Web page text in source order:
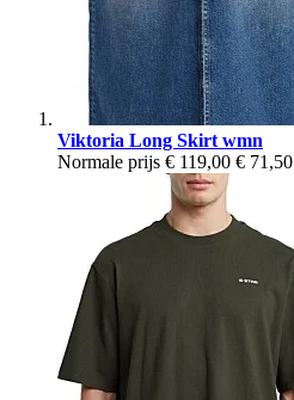
Viktoria Long Skirt wmn
Normale prijs € 119,00 € 71,50